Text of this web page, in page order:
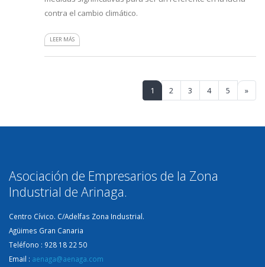
contra el cambio climático.
LEER MÁS
1 2 3 4 5 »
Asociación de Empresarios de la Zona
Industrial de Arinaga.
Centro Cívico. C/Adelfas Zona Industrial.
Agüimes Gran Canaria
Teléfono : 928 18 22 50
Email : aenaga@aenaga.com